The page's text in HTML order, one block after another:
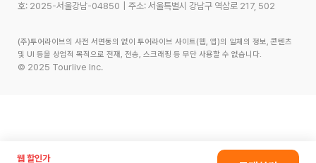
호: 2025-서울강남-04850 주소: 서울특별시 강남구 역삼로 217, 502
(주)투어라이브의 사전 서면동의 없이 투어라이브 사이트(웹, 앱)의 일체의 정보, 콘텐츠
및 UI 등을 상업적 목적으로 전재, 전송, 스크래핑 등 무단 사용할 수 없습니다.
© 2025 Tourlive Inc.
웹 할인가